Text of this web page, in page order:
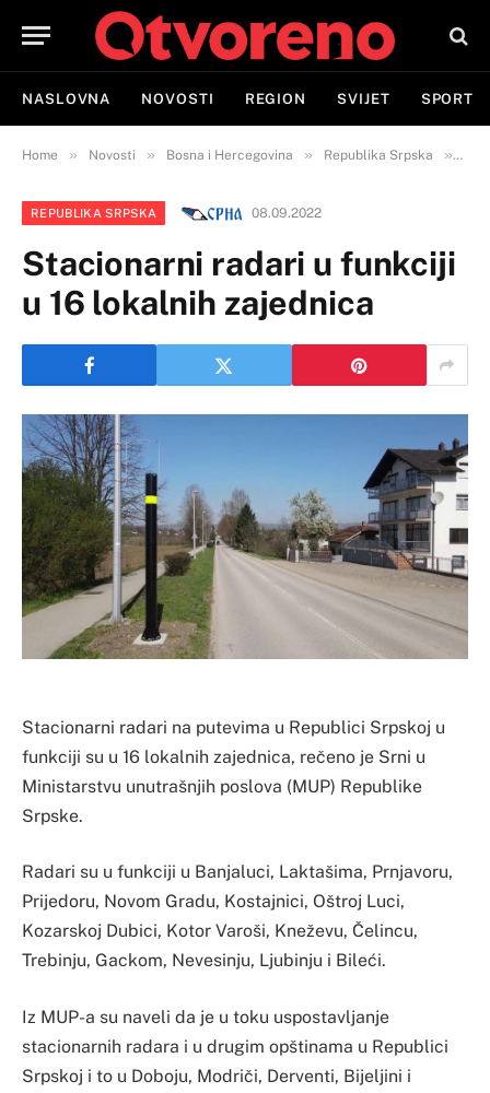
NASLOVNA NOVOSTI REGION SVIJET SPORT
Home » Novosti » Bosna i Hercegovina » Republika Srpska »
REPUBLIKA SRPSKA 08.09.2022
Stacionarni radari u funkciji
u 16 lokalnih zajednica
Stacionarni radari na putevima u Republici Srpskoj u
funkciji su u 16 lokalnih zajednica, rečeno je Srni u
Ministarstvu unutrašnjih poslova (MUP) Republike
Srpske.
Radari su u funkciji u Banjaluci, Laktašima, Prnjavoru,
Prijedoru, Novom Gradu, Kostajnici, Oštroj Luci,
Kozarskoj Dubici, Kotor Varoši, Kneževu, Čelincu,
Trebinju, Gackom, Nevesinju, Ljubinju i Bileći.
Iz MUP-a su naveli da je u toku uspostavljanje
stacionarnih radara i u drugim opštinama u Republici
Srpskoj i to u Doboju, Modriči, Derventi, Bijeljini i